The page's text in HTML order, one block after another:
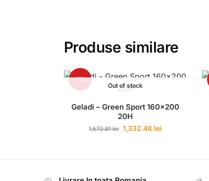
Produse similare
-15%
Out of stock
Geladi – Green Sport 160×200
20H
1,570.81lei 1,332.48 lei